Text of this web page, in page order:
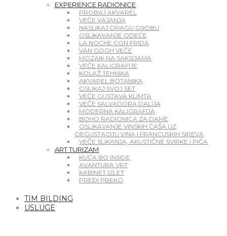
EXPERIENCE RADIONICE
PROBAJ AKVAREL
VEČE VAJANJA
NASLIKAJ DRAGU OSOBU
OSLIKAVANJE ODEĆE
LA NOCHE CON FRIDA
VAN GOGH VEČE
MOZAIK NA SAKSIJAMA
VEČE KALIGRAFIJE
KOLAŽ TEHNIKA
AKVAREL BOTANIKA
OSLIKAJ SVOJ SET
VEČE GUSTAVA KLIMTA
VEČE SALVADORA DALIJA
MODERNA KALIGRAFIJA
BOHO RADIONICA ZA DAME
OSLIKAVANJE VINSKIH ČAŠA UZ
DEGUSTACIJU VINA I FRANCUSKIH SIREVA
VEČE SLIKANJA, AKUSTIČNE SVIRKE I PIĆA
ART TURIZAM
KUĆA BO INSIDE
AVANTURA VRT
KABINET IZLET
PREĐI PREKO
TIM BILDING
USLUGE